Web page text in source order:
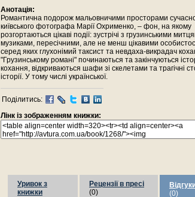
Анотація:
Романтична подорож мальовничими просторами
київського фотографа Марії Охрименко, – фон, на якому
розгортаються цікаві події: зустрічі з грузинськими
музиками, пересічними, але не менш цікавими
серед яких глухонімий таксист та невдаха-викрадач
"Грузинському романі" починаються та закінчуються
кохання, відкриваються шафи зі скелетами та трагічні
історії. У тому числі української.
Поділитись:
Лінк із зображенням книжки:
Уривок з
книжки
Рецензії в пресі
(0)
(0)